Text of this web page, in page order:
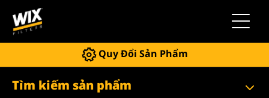
Quy Đổi Sản Phẩm
Tìm kiếm sản phẩm